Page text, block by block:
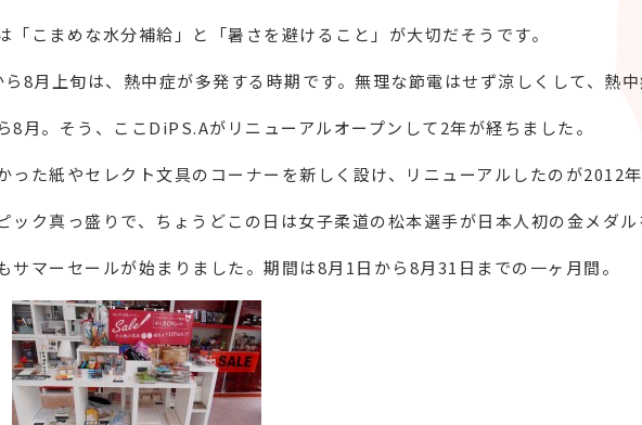
「こまめな水分補給」と「暑さを避けること」が大切だそうです。
8月上旬は、熱中症が多発する時期です。無理な節電はせず涼しくして、熱中
8月。そう、ここDiPS.Aがリニューアルオープンして2年が経ちました。
った紙やセレクト文具のコーナーを新しく設け、リニューアルしたのが2012年
ック真っ盛りで、ちょうどこの日は女子柔道の松本選手が日本人初の金メダル
サマーセールが始まりました。期間は8月1日から8月31日までの一ヶ月間。